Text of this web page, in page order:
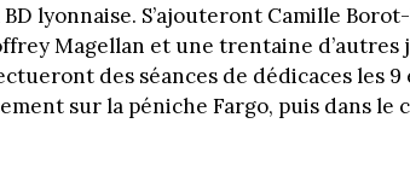
lyonnaise. S’ajouteront Camille
Magellan et une trentaine d’autres
des séances de dédicaces les 9
sur la péniche Fargo, puis dans le